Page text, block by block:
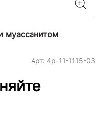
муассанитом
Арт: 4р-11-1115-03